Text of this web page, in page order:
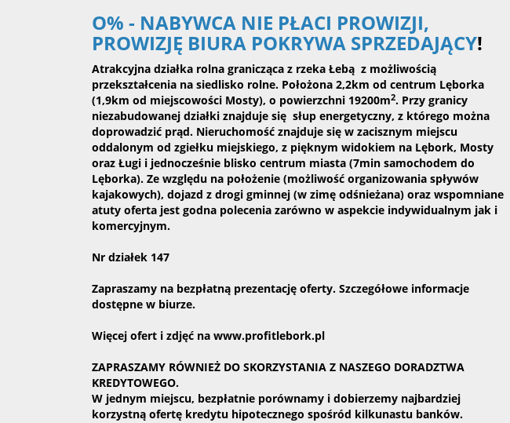
O% - NABYWCA NIE PŁACI PROWIZJI,
PROWIZJĘ BIURA POKRYWA SPRZEDAJĄCY!
Atrakcyjna działka rolna granicząca z rzeka Łebą z możliwością
przekształcenia na siedlisko rolne. Położona 2,2km od centrum Lęborka
(1,9km od miejscowości Mosty), o powierzchni 19200m2. Przy granicy
niezabudowanej działki znajduje się słup energetyczny, z którego można
doprowadzić prąd. Nieruchomość znajduje się w zacisznym miejscu
oddalonym od zgiełku miejskiego, z pięknym widokiem na Lębork, Mosty
oraz Ługi i jednocześnie blisko centrum miasta (7min samochodem do
Lęborka). Ze względu na położenie (możliwość organizowania spływów
kajakowych), dojazd z drogi gminnej (w zimę odśnieżana) oraz wspomniane
atuty oferta jest godna polecenia zarówno w aspekcie indywidualnym jak i
komercyjnym.
Nr działek 147
Zapraszamy na bezpłatną prezentację oferty. Szczegółowe informacje
dostępne w biurze.
Więcej ofert i zdjęć na www.profitlebork.pl
ZAPRASZAMY RÓWNIEŻ DO SKORZYSTANIA Z NASZEGO DORADZTWA
KREDYTOWEGO.
W jednym miejscu, bezpłatnie porównamy i dobierzemy najbardziej
korzystną ofertę kredytu hipotecznego spośród kilkunastu banków.